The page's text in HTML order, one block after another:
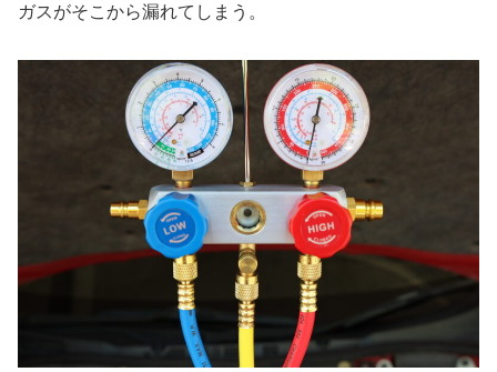
ガスがそこから漏れてしまう。